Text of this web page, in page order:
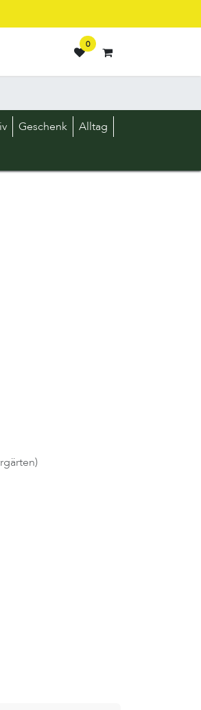
0
Geschenk
Alltag